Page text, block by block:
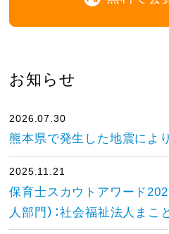
お知らせ
2026.07.30
熊本県で発生した地震によ
2025.11.21
保育士スカウトアワード
人部門）：社会福祉法人ま